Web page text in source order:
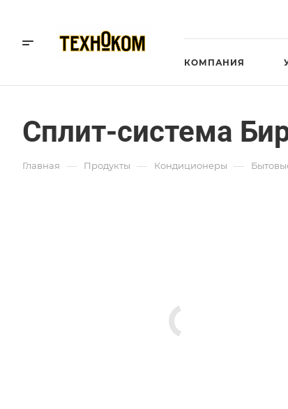
КОМПАНИЯ
Сплит-система
Главная — Продукты — Кондиционеры —